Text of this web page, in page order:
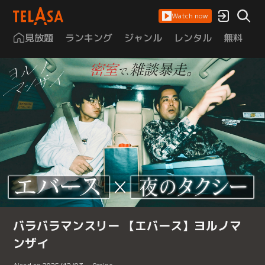
Watch now
見放題 ランキング ジャンル レンタル 無料
バラバラマンスリー 【エバース】ヨルノマ
ンザイ